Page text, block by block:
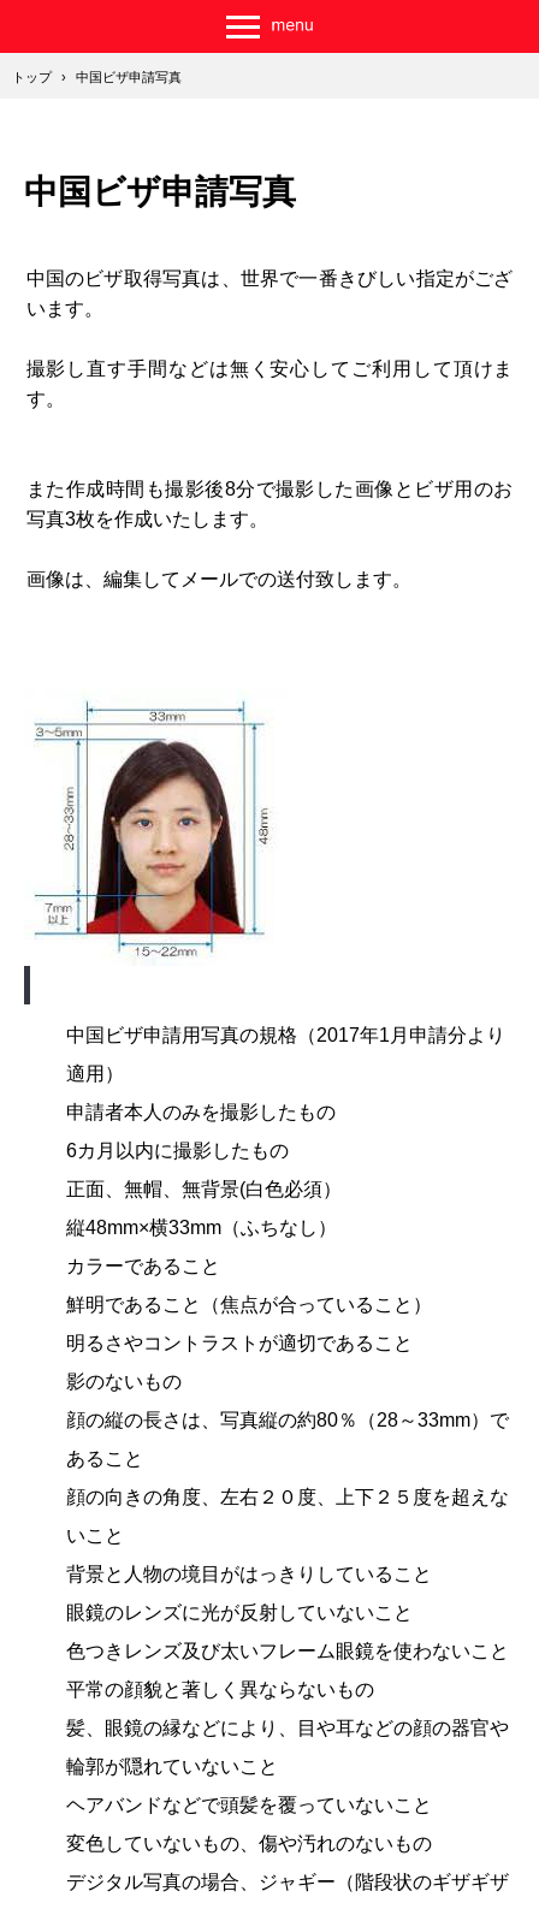
トップ › 中国ビザ申請写真
中国ビザ申請写真
中国のビザ取得写真は、世界で一番きびしい指定がござ
います。
撮影し直す手間などは無く安心してご利用して頂けま
す。
また作成時間も撮影後8分で撮影した画像とビザ用のお
写真3枚を作成いたします。
画像は、編集してメールでの送付致します。
中国ビザ申請用写真の規格（2017年1月申請分より
適用）
申請者本人のみを撮影したもの
6カ月以内に撮影したもの
正面、無帽、無背景(白色必須）
縦48mm×横33mm（ふちなし）
カラーであること
鮮明であること（焦点が合っていること）
明るさやコントラストが適切であること
影のないもの
顔の縦の長さは、写真縦の約80％（28～33mm）で
あること
顔の向きの角度、左右２０度、上下２５度を超えな
いこと
背景と人物の境目がはっきりしていること
眼鏡のレンズに光が反射していないこと
色つきレンズ及び太いフレーム眼鏡を使わないこと
平常の顔貌と著しく異ならないもの
髪、眼鏡の縁などにより、目や耳などの顔の器官や
輪郭が隠れていないこと
ヘアバンドなどで頭髪を覆っていないこと
変色していないもの、傷や汚れのないもの
デジタル写真の場合、ジャギー（階段状のギザギザ